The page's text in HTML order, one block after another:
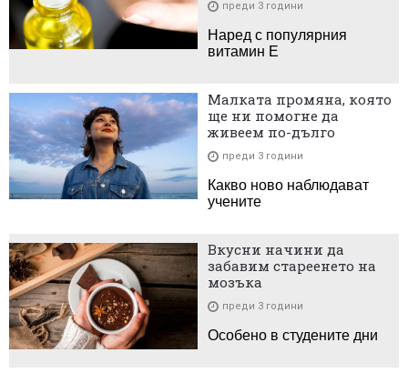
преди 3 години
Наред с популярния
витамин Е
Малката промяна, която
ще ни помогне да
живеем по-дълго
преди 3 години
Какво ново наблюдават
учените
Вкусни начини да
забавим стареенето на
мозъка
преди 3 години
Особено в студените дни